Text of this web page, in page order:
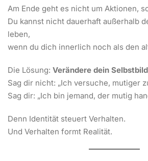
Am Ende geht es nicht um Aktionen,
Du kannst nicht dauerhaft außerhalb
leben,
wenn du dich innerlich noch als den
Die Lösung: Verändere dein
Sag dir nicht: „Ich versuche, mutiger
Sag dir: „Ich bin jemand, der mutig
Denn Identität steuert Verhalten.
Und Verhalten formt Realität.